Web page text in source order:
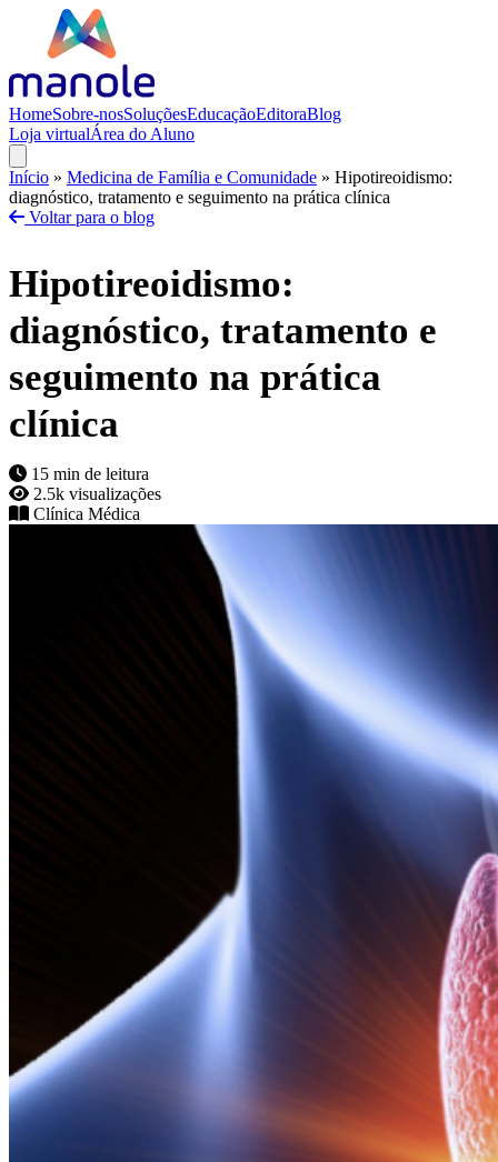
HomeSobre-nosSoluçõesEducaçãoEditoraBlog
Loja virtualÁrea do Aluno
Início » Medicina de Família e Comunidade » Hipotireoidismo:
diagnóstico, tratamento e seguimento na prática clínica
Voltar para o blog
Hipotireoidismo:
diagnóstico, tratamento e
seguimento na prática
clínica
15 min de leitura
2.5k visualizações
Clínica Médica